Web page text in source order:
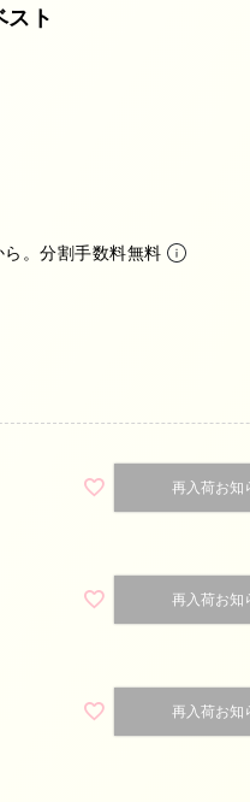
ト
ら。分割手数料無料
再入荷お知
再入荷お知
再入荷お知